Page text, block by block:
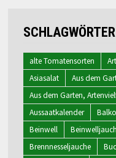
SCHLAGWÖRTER
alte Tomatensorten
Asiasalat
Aus dem
Aus dem Garten,
Aussaatkalender
Beinwell
Brennnesseljauche